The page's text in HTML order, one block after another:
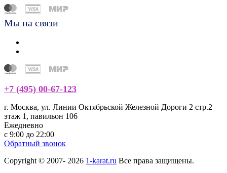
Мы на связи
+7 (495) 00-67-123
г. Москва, ул. Линии Октябрьской Железной Дороги 2 стр.2
этаж 1, павильон 106
Ежедневно
с 9:00 до 22:00
Обратный звонок
Copyright © 2007- 2026 1-karat.ru Все права защищены.